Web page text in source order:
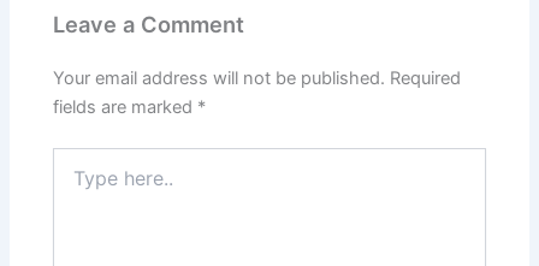
Leave a Comment
Your email address will not be published. Required
fields are marked *
here..